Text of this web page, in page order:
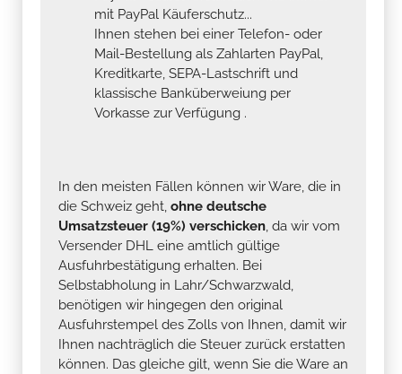
mit PayPal Käuferschutz...
Ihnen stehen bei einer Telefon- oder
Mail-Bestellung als Zahlarten PayPal,
Kreditkarte, SEPA-Lastschrift und
klassische Banküberweiung per
Vorkasse zur Verfügung .
In den meisten Fällen können wir Ware, die in
die Schweiz geht, ohne deutsche
Umsatzsteuer (19%) verschicken, da wir vom
Versender DHL eine amtlich gültige
Ausfuhrbestätigung erhalten. Bei
Selbstabholung in Lahr/Schwarzwald,
benötigen wir hingegen den original
Ausfuhrstempel des Zolls von Ihnen, damit wir
Ihnen nachträglich die Steuer zurück erstatten
können. Das gleiche gilt, wenn Sie die Ware an